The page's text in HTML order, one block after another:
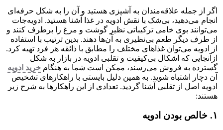
اگر از جمله علاقه‌مندان به آشپزی هستید و آن را به شکل حرفه‌ای
انجام می‌دهید، بی‌شک با نقش ادویه در غذا آشنا هستید. ادویه‌جات
می‌توانند بوی خامی ترکیباتی نظیر گوشت و مرغ را برطرف کنند و
از طرف دیگر طعم‌‌ بی‌نظیری به آن‌ها دهند. بدین ترتیب با استفاده
از ادویه می‌توان غذاهای مختلف را مطابق با ذائقه هر فرد تهیه کرد.
ازآنجایی‌ که اشکال بی‌کیفیت و تقلبی ادویه در بازار به شکل
گسترده به فروش می‌رسند، ممکن است شما به هنگام خرید ادویه
آن دچار اشتباه شوید. به همین دلیل بایستی با راهکارهای تشخیص
ادویه اصل از تقلبی آشنا گردید. تعدادی از این راهکارها به شرح زیر
هستند:
۱. خالص بودن ادویه